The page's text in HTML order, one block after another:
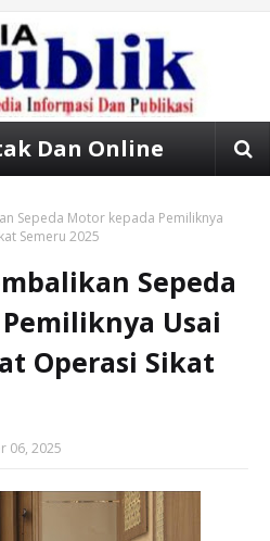
Dan Online
Sepeda Motor kepada Pemiliknya
Semeru 2025
Sepeda
Usai
Operasi Sikat
06, 2025